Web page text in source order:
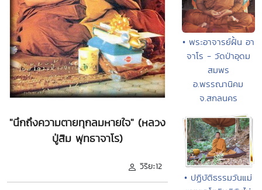
"นึกถึงความตายทุกลมหายใจ" (หลวง
ปู่สิม พุทธาจาโร)
วิริยะ12
• พระอาจารย์ฝั้น อา
จาโร - วัดป่าอุดม
สมพร
อ.พรรณานิคม
จ.สกลนคร
• ปฏิบัติธรรมวันแม่